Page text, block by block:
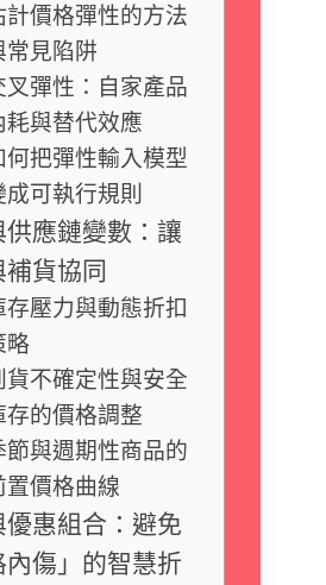
計價格彈性的方法
常見陷阱
叉彈性：自家產品
耗與替代效應
何把彈性輸入模型
成可執行規則
供應鏈變數：讓
貨協同
存壓力與動態折扣
略
貨不確定性與安全
存的價格調整
節與週期性商品的
置價格曲線
優惠組合：避免
內傷」的智慧折